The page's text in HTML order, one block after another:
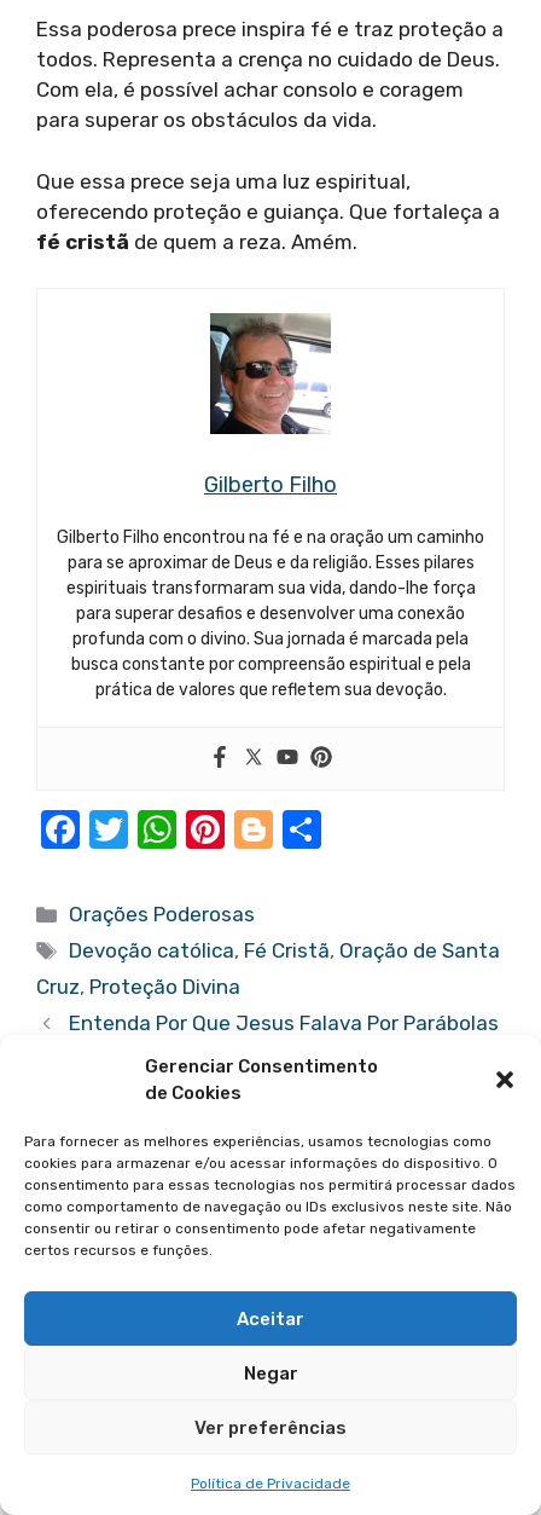
Gerenciar Consentimento
de Cookies
Para fornecer as melhores experiências, usamos tecnologias como
cookies para armazenar e/ou acessar informações do dispositivo. O
consentimento para essas tecnologias nos permitirá processar dados
como comportamento de navegação ou IDs exclusivos neste site. Não
consentir ou retirar o consentimento pode afetar negativamente
certos recursos e funções.
Aceitar
Negar
Ver preferências
Política de Privacidade
Essa poderosa prece inspira fé e traz proteção a
todos. Representa a crença no cuidado de Deus.
Com ela, é possível achar consolo e coragem
para superar os obstáculos da vida.
Que essa prece seja uma luz espiritual,
oferecendo proteção e guiança. Que fortaleça a
fé cristã de quem a reza. Amém.
Gilberto Filho
Gilberto Filho encontrou na fé e na oração um caminho
para se aproximar de Deus e da religião. Esses pilares
espirituais transformaram sua vida, dando-lhe força
para superar desafios e desenvolver uma conexão
profunda com o divino. Sua jornada é marcada pela
busca constante por compreensão espiritual e pela
prática de valores que refletem sua devoção.
F
c
e
b
o
T
it
te
r
W
at
s
A
p
p
Pi
er
e
st
Bl
g e
Categorias
Orações Poderosas
Tags
Devoção católica, Fé Cristã, Oração de Santa
Cruz, Proteção Divina
Entenda Por Que Jesus Falava Por Parábolas
Entenda o Significado de Lascívia na Bíblia
Deixe Um Comentário
Comentário